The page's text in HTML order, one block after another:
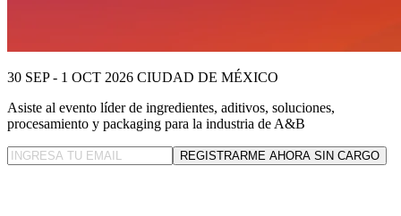
30 SEP - 1 OCT 2026 CIUDAD DE MÉXICO
Asiste al evento líderde ingredientes, aditivos, soluciones,
procesamiento y packaging para la industria de A&B
REGISTRARME AHORA SIN CARGO